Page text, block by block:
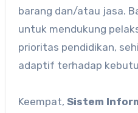
barang dan/atau jasa.
untuk mendukung
prioritas pendidikan,
adaptif terhadap
Keempat, Sistem